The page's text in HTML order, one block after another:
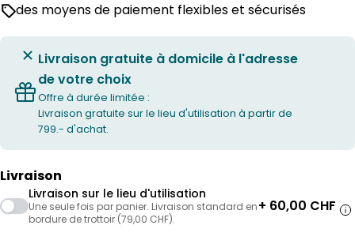
des moyens de paiement flexibles et sécurisés
Livraison gratuite à domicile à l'adresse
de votre choix
Offre à durée limitée :
Livraison gratuite sur le lieu d'utilisation à partir de
799.- d'achat.
Livraison
Livraison sur le lieu d'utilisation
Une seule fois par panier. Livraison standard en
bordure de trottoir (79,00 CHF).
+ 60,00 CHF